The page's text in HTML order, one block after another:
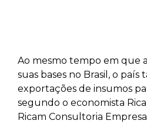
Ao mesmo tempo em que
suas bases no Brasil, o
exportações de insumos
segundo o economista
Ricam Consultoria